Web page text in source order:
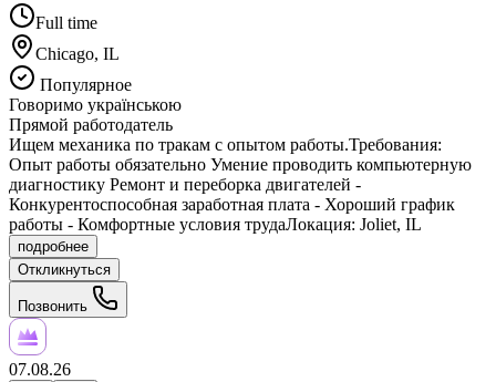
Full time
Chicago, IL
Популярное
Говоримо українською
Прямой работодатель
Ищем механика по тракам с опытом работы.Требования:
Опыт работы обязательно Умение проводить компьютерную
диагностику Ремонт и переборка двигателей -
Конкурентоспособная заработная плата - Хороший график
работы - Комфортные условия трудаЛокация: Joliet, IL
подробнее
Откликнуться
Позвонить
07.08.26